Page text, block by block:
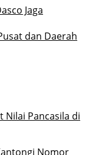
Jaga
dan Daerah
Nilai Pancasila di
Nomor